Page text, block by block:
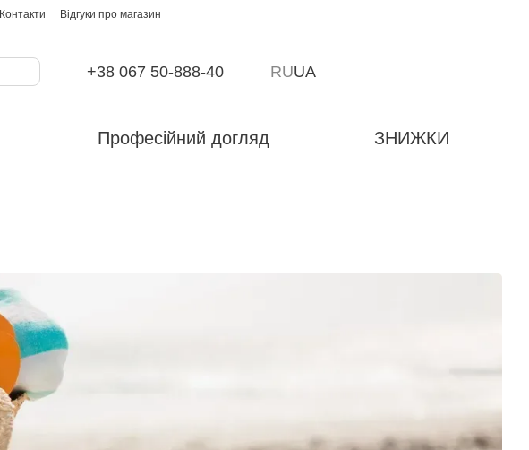
Контакти Відгуки про магазин
+38 067 50-888-40 RUUA
Професійний догляд ЗНИЖКИ